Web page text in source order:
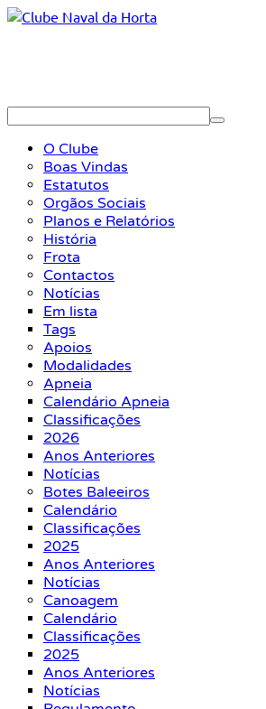
O Clube
Boas Vindas
Estatutos
Orgãos Sociais
Planos e Relatórios
História
Frota
Contactos
Notícias
Em lista
Tags
Apoios
Modalidades
Apneia
Calendário Apneia
Classificações
2026
Anos Anteriores
Notícias
Botes Baleeiros
Calendário
Classificações
2025
Anos Anteriores
Notícias
Canoagem
Calendário
Classificações
2025
Anos Anteriores
Notícias